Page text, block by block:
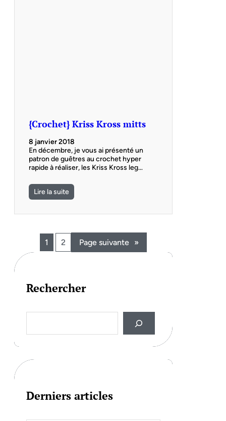
{Crochet} Kriss Kross mitts
8 janvier 2018
En décembre, je vous ai présenté un
patron de guêtres au crochet hyper
rapide à réaliser, les Kriss Kross leg…
Lire la suite
1 2 Page suivante »
Rechercher
a
h
Derniers articles